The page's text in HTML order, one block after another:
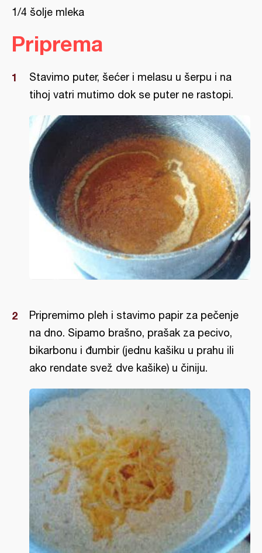
1/4 šolje mleka
Priprema
Stavimo puter, šećer i melasu u šerpu i na
tihoj vatri mutimo dok se puter ne rastopi.
Pripremimo pleh i stavimo papir za pečenje
na dno. Sipamo brašno, prašak za pecivo,
bikarbonu i đumbir (jednu kašiku u prahu ili
ako rendate svež dve kašike) u činiju.